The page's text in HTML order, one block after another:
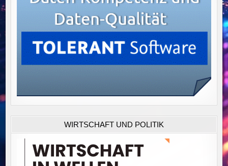
WIRTSCHAFT UND POLITIK